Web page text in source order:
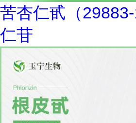
苦杏仁甙（
仁苷